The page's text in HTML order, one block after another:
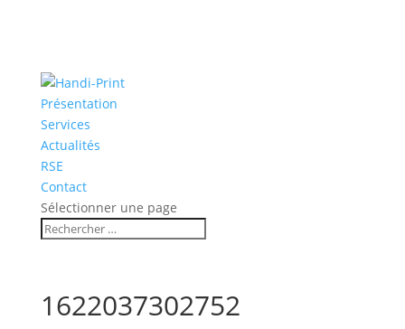
Présentation
Services
Actualités
RSE
Contact
Sélectionner une page
1622037302752